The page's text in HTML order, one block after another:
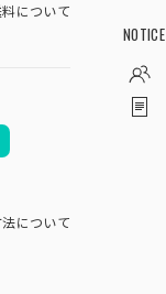
について
について
NOTICE